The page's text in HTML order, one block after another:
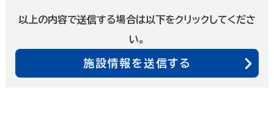
以上の内容で送信する場合は以下をクリックしてくださ
い。
施設情報を送信する